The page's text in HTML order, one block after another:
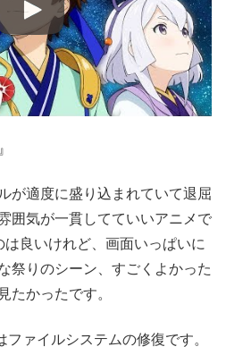
が適度に盛り込まれていて退屈
囲気が一貫してていいアニメで
良いけれど、画面いっぱいに
祭りのシーン、すごくよかった
たかったです。
ァイルシステムの修復です。